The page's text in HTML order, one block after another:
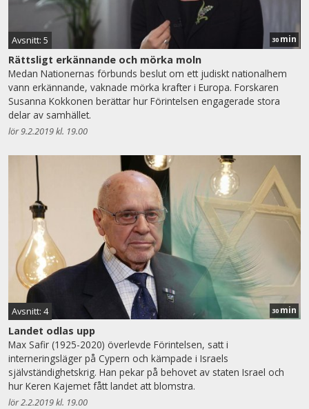
Avsnitt: 5 30 min
Rättsligt erkännande och mörka moln
Medan Nationernas förbunds beslut om ett judiskt nationalhem
vann erkännande, vaknade mörka krafter i Europa. Forskaren
Susanna Kokkonen berättar hur Förintelsen engagerade stora
delar av samhället.
lör 9.2.2019 kl. 19.00
Avsnitt: 4 30 min
Landet odlas upp
Max Safir (1925-2020) överlevde Förintelsen, satt i
interneringsläger på Cypern och kämpade i Israels
självständighetskrig. Han pekar på behovet av staten Israel och
hur Keren Kajemet fått landet att blomstra.
lör 2.2.2019 kl. 19.00